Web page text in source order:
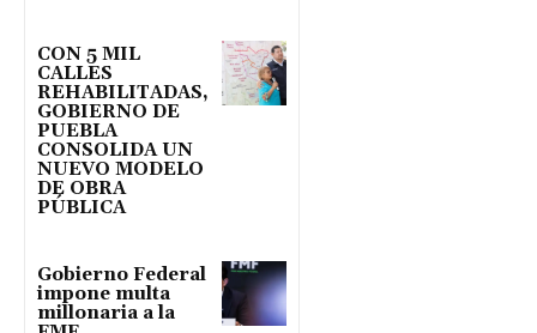
CON 5 MIL
CALLES
REHABILITADAS,
GOBIERNO DE
PUEBLA
CONSOLIDA UN
NUEVO MODELO
DE OBRA
PÚBLICA
Gobierno Federal
impone multa
millonaria a la